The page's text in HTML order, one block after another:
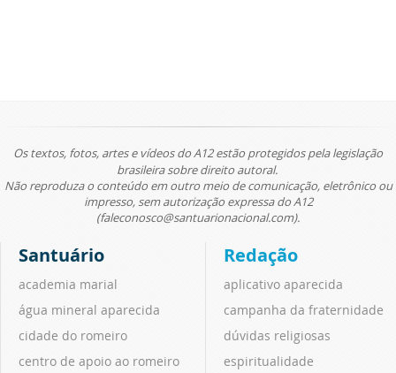
Os textos, fotos, artes e vídeos do A12 estão protegidos pela legislação
brasileira sobre direito autoral.
Não reproduza o conteúdo em outro meio de comunicação, eletrônico ou
impresso, sem autorização expressa do A12
(faleconosco@santuarionacional.com).
Santuário
academia marial
água mineral aparecida
cidade do romeiro
centro de apoio ao romeiro
Redação
aplicativo aparecida
campanha da fraternidade
dúvidas religiosas
espiritualidade